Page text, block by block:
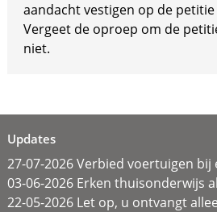
aandacht vestigen op de
Vergeet de oproep om de
niet.
Updates
27-07-2026 Verbied voertuigen
03-06-2026 Erken thuisonderwijs
22-05-2026 Let op, u ontvangt